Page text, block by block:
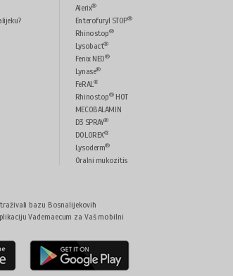
Alerix®
Enterofuryl STOP®
Rhinostop®
Lysobact®
Fenix NEO®
Lynase®
FeRAL®
Rhinostop®HOT
MECOBALAMIN
D3 SPRAY®
DOLOREX®
Lysoderm®
Oralni mukozitis
bazu Bosnalijekovih
Vademaecum za Vaš mobilni